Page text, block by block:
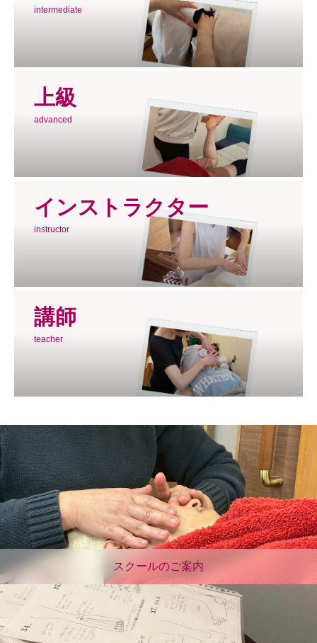
intermediate
上級
advanced
インストラクター
instructor
講師
teacher
スクールのご案内